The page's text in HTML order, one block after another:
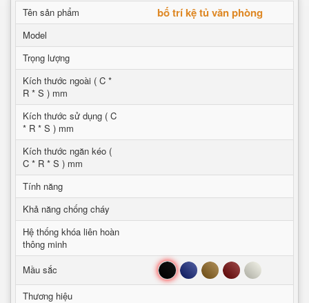
Tên sản phẩm bố trí kệ tủ văn phòng
Model
Trọng lượng
Kích thước ngoài ( C *
R * S ) mm
Kích thước sử dụng ( C
* R * S ) mm
Kích thước ngăn kéo (
C * R * S ) mm
Tính năng
Khả năng chống cháy
Hệ thống khóa liên hoàn
thông minh
Mầu sắc
Đen Xanh Nâu Đỏ Trắng
Thương hiệu